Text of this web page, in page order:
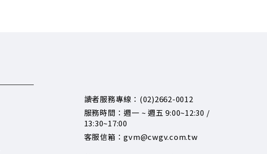
讀者服務專線：(02)2662-0012
服務時間：週一 ~ 週五 9:00~12:30 /
13:30~17:00
客服信箱：gvm@cwgv.com.tw